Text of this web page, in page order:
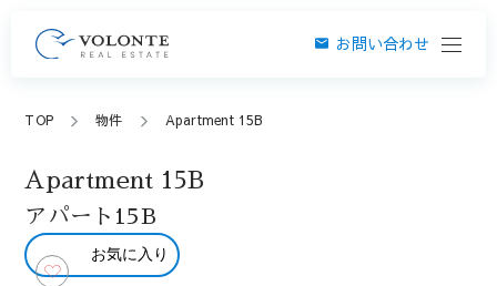
お問い合わせ
TOP 物件 Apartment 15B
Apartment 15B
アパート15B
お気に入り